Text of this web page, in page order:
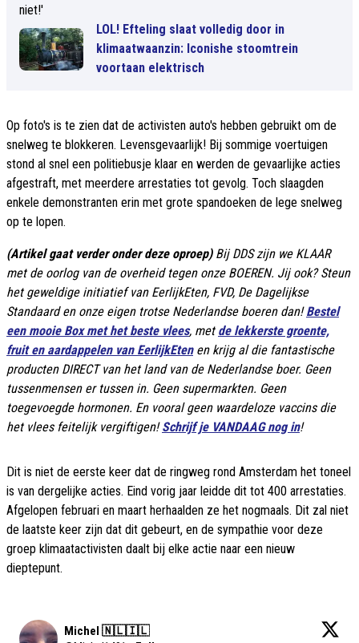
LOL! Efteling slaat volledig door in
klimaatwaanzin: Iconishe stoomtrein
voortaan elektrisch
Op foto's is te zien dat de activisten auto's hebben gebruikt om de
snelweg te blokkeren. Levensgevaarlijk! Bij sommige voertuigen
stond al snel een politiebusje klaar en werden de gevaarlijke acties
afgestraft, met meerdere arrestaties tot gevolg. Toch slaagden
enkele demonstranten erin met grote spandoeken de lege snelweg
op te lopen.
(Artikel gaat verder onder deze oproep) Bij DDS zijn we KLAAR
met de oorlog van de overheid tegen onze BOEREN. Jij ook? Steun
het geweldige initiatief van EerlijkEten, FVD, De Dagelijkse
Standaard en onze eigen trotse Nederlandse boeren dan!Bestel
een mooie Box met het beste vlees, met de lekkerste groente,
fruit en aardappelen van EerlijkEtenen krijg al die fantastische
producten DIRECT van het land van de Nederlandse boer. Geen
tussenmensen er tussen in. Geen supermarkten. Geen
toegevoegde hormonen. En vooral geen waardeloze vaccins die
het vlees feitelijk vergiftigen!Schrijf je VANDAAG nog in!
Dit is niet de eerste keer dat de ringweg rond Amsterdam het toneel
is van dergelijke acties. Eind vorig jaar leidde dit tot 400 arrestaties.
Afgelopen februari en maart herhaalden ze het nogmaals. Dit zal niet
de laatste keer zijn dat dit gebeurt, en de sympathie voor deze
groep klimaatactivisten daalt bij elke actie naar een nieuw
dieptepunt.
Michel 🇳🇱🇮🇱